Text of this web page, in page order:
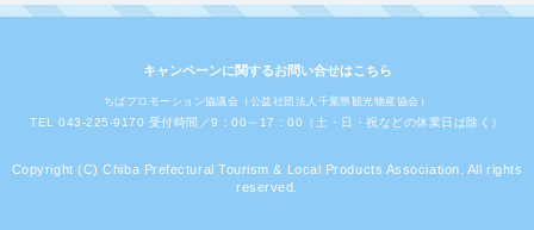
キャンペーンに関するお問い合せはこちら
ちばプロモーション協議会（公益社団法人千葉県観光物産協会）
TEL 043-225-9170 受付時間／9：00～17：00（土・日・祝などの休業日は除く）
Copyright (C) Chiba Prefectural Tourism & Local Products Association. All rights
reserved.